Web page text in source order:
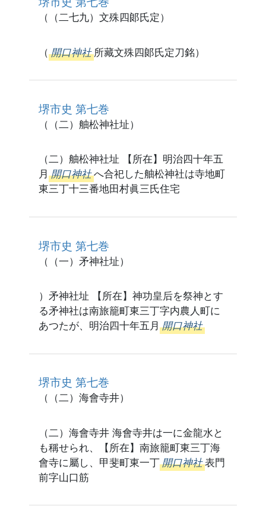
（（二七九）文殊四郞氏定）
（ 開口神社 所藏文殊四郞氏定刀銘）
堺市史 第七巻
（（二）舳松神社址）
（二）舳松神社址 【所在】明治四十年五
月 開口神社 へ合祀した舳松神社は寺地町
東三丁十三番地田村眞三氏住宅
堺市史 第七巻
（（一）矛神社址）
）矛神社址 【所在】神功皇后を祭神とす
る矛神社は南旅籠町東三丁字内農人町に
あつたが、明治四十年五月 開口神社
堺市史 第七巻
（（二）海會寺井）
（二）海會寺井 海會寺井は一に金龍水と
も稱せられ、【所在】南旅籠町東三丁海
會寺に屬し、甲斐町東一丁 開口神社 表門
前字山口筋